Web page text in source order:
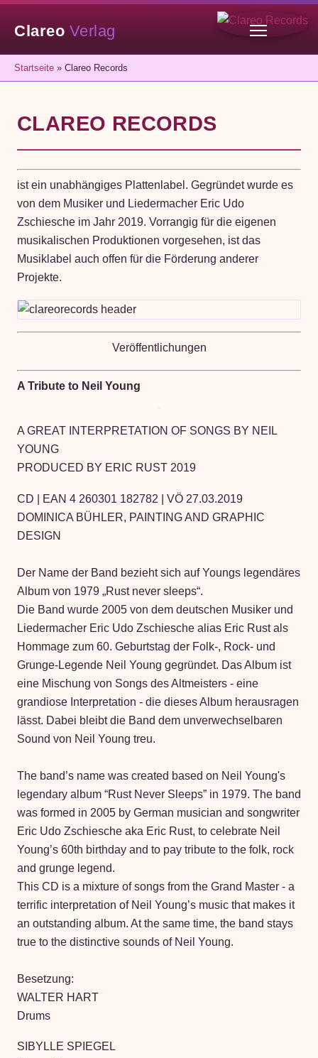
Clareo Verlag
Startseite » Clareo Records
CLAREO RECORDS
ist ein unabhängiges Plattenlabel. Gegründet wurde es
von dem Musiker und Liedermacher Eric Udo
Zschiesche im Jahr 2019. Vorrangig für die eigenen
musikalischen Produktionen vorgesehen, ist das
Musiklabel auch offen für die Förderung anderer
Projekte.
Veröffentlichungen
A Tribute to Neil Young
A GREAT INTERPRETATION OF SONGS BY NEIL
YOUNG
PRODUCED BY ERIC RUST 2019
CD | EAN 4 260301 182782 | VÖ 27.03.2019
DOMINICA BÜHLER, PAINTING AND GRAPHIC
DESIGN
Der Name der Band bezieht sich auf Youngs legendäres
Album von 1979 „Rust never sleeps“.
Die Band wurde 2005 von dem deutschen Musiker und
Liedermacher Eric Udo Zschiesche alias Eric Rust als
Hommage zum 60. Geburtstag der Folk-, Rock- und
Grunge-Legende Neil Young gegründet. Das Album ist
eine Mischung von Songs des Altmeisters - eine
grandiose Interpretation - die dieses Album herausragen
lässt. Dabei bleibt die Band dem unverwechselbaren
Sound von Neil Young treu.
The band’s name was created based on Neil Young's
legendary album “Rust Never Sleeps” in 1979. The band
was formed in 2005 by German musician and songwriter
Eric Udo Zschiesche aka Eric Rust, to celebrate Neil
Young’s 60th birthday and to pay tribute to the folk, rock
and grunge legend.
This CD is a mixture of songs from the Grand Master - a
terrific interpretation of Neil Young’s music that makes it
an outstanding album. At the same time, the band stays
true to the distinctive sounds of Neil Young.
Besetzung:
WALTER HART
Drums
SIBYLLE SPIEGEL